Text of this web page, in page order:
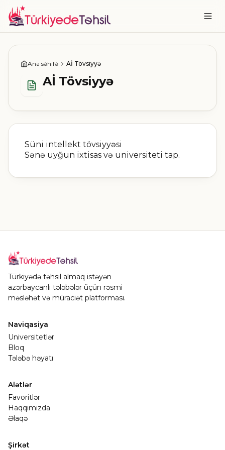
Ana səhifə Aİ Tövsiyyə
Aİ Tövsiyyə
Süni intellekt tövsiyyəsi
Sənə uyğun ixtisas və universiteti tap.
Türkiyədə təhsil almaq istəyən
azərbaycanlı tələbələr üçün rəsmi
məsləhət və müraciət platforması.
Naviqasiya
Universitetlər
Bloq
Tələbə həyatı
Alətlər
Favoritlər
Haqqımızda
Əlaqə
Şirkət